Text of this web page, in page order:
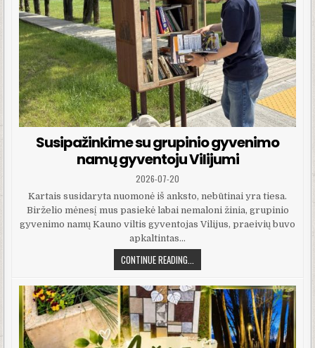
Susipažinkime su grupinio gyvenimo
namų gyventoju Vilijumi
PUBLISHED DATE:
2026-07-20
Kartais susidaryta nuomonė iš anksto, nebūtinai yra tiesa.
Birželio mėnesį mus pasiekė labai nemaloni žinia, grupinio
gyvenimo namų Kauno viltis gyventojas Vilijus, praeivių buvo
apkaltintas…
CONTINUE READING...